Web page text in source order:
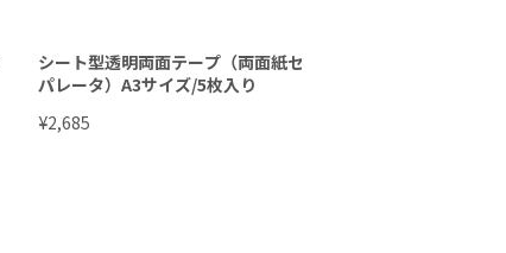
シート型透明両面テープ（両面紙セ
パレータ）A3サイズ/5枚入り
¥2,685